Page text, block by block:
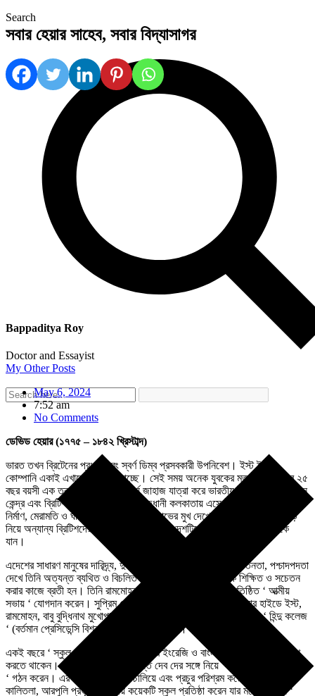
Search
সবার হেয়ার সাহেব, সবার বিদ্যাসাগর
Bappaditya Roy
Doctor and Essayist
My Other Posts
May 6, 2024
7:52 am
No Comments
ডেভিড হেয়ার (১৭৭৫ – ১৮৪২ খ্রিস্টাব্দ)
ভারত তখন ব্রিটেনের প্রধান এবং স্বর্ণ ডিম্ব প্রসবকারী উপনিবেশ। ইস্ট ইন্ডিয়া
কোম্পানি একাই এখানে লুঠপাট চালাচ্ছে। সেই সময় অনেক যুবকের মত স্কটল্যান্ডের ২৫
বছর বয়সী এক তরুণ ভাগ্যান্বেষণে দীর্ঘ জাহাজ যাত্রা করে ভারতীয় উপমহাদেশের প্রধান
কেন্দ্র এবং ব্রিটিশ ভারতীয় সাম্রাজ্যের রাজধানী কলকাতায় এসে উপস্থিত হন। ঘড়ি
নির্মাণ, মেরামতি ও ঘড়ির ব্যবসা করে তিনিও লাভের মুখ দেখেন। কিন্তু মুনাফার পাহাড়
নিয়ে অন্যান্য ব্রিটিশদের মত দেশে না ফিরে এই দেশটিকে ভালবেসে এখানেই থেকে
যান।
এদেশের সাধারণ মানুষের দারিদ্র্য, দুর্দশা, অশিক্ষা, স্বাস্থ্যহীনতা, অসচেতনতা, পশ্চাদপদতা
দেখে তিনি অত্যন্ত ব্যথিত ও বিচলিত হন। তিনি এদেশের মানুষকে শিক্ষিত ও সচেতন
করার কাজে ব্রতী হন। তিনি রামমোহন রায়ের ঘনিষ্ঠ হন এবং তাঁর প্রতিষ্ঠিত ‘ আত্মীয়
সভায় ‘ যোগদান করেন। সুপ্রিম কোর্টের তৎকালীন প্রধান বিচারপতি স্যার হাইডে ইস্ট,
রামমোহন, বাবু বুদ্ধিনাথ মুখোপাধ্যায় প্রমুখের সহযোগিতায় ১৮১৭ খ্রিস্টাব্দে ‘ হিন্দু কলেজ
‘ (বর্তমান প্রেসিডেন্সি বিশ্ববিদ্যালয়) স্থাপন করেন।
একই বছরে ‘ স্কুল বুক সোসাইটি ‘ তৈরি করে ইংরেজি ও বাংলা ভাষায় পাঠ্য বই প্রকাশ
করতে থাকেন। ১৮১৮ খ্রিস্টাব্দে রাধাকান্ত দেব দের সঙ্গে নিয়ে ‘ ক্যালকাটা বুক সোসাইটি
‘ গঠন করেন। এরপর প্রবল প্রচেষ্টা চালিয়ে এবং প্রচুর পরিশ্রম করে ঠনঠনিয়া,
কালিতলা, আরপুলি প্রভৃতি জায়গায় কয়েকটি স্কুল প্রতিষ্ঠা করেন যার মধ্যে বর্তমান ‘